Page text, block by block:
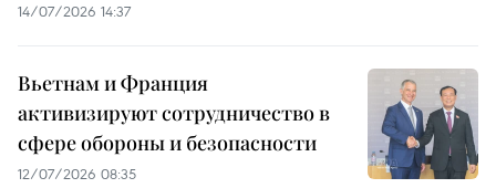
14/07/2026 14:37
Вьетнам и Франция
активизируют сотрудничество в
сфере обороны и безопасности
12/07/2026 08:35